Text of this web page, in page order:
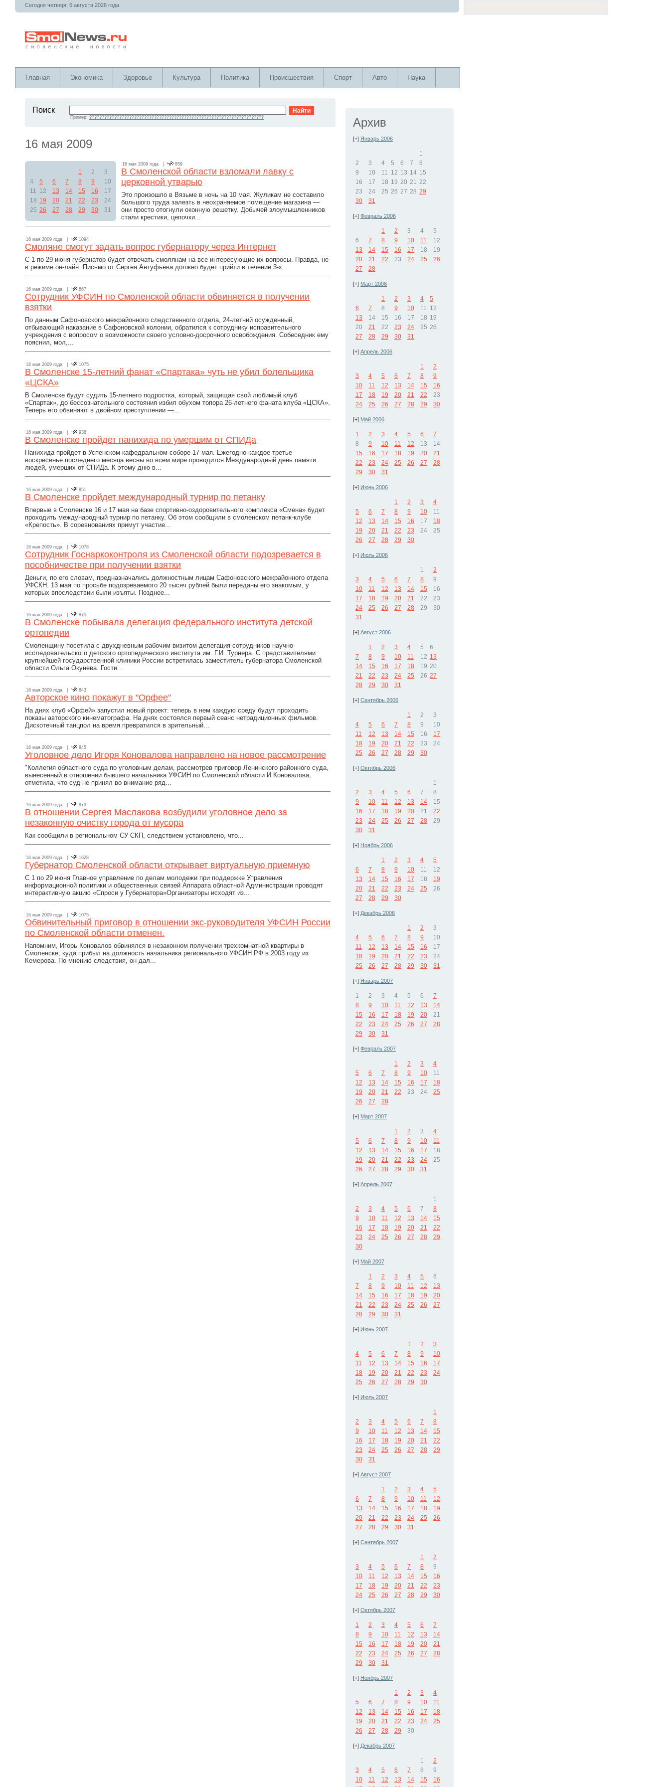
Сегодня четверг, 6 августа 2026 года.
Главная Экономика Здоровье Культура Политика Происшествия Спорт Авто Наука
Поиск
Пример: ??????????????????????????????????????????????????????????????????????
16 мая 2009
1 2
3
4
5 6 7 8 9
10
11 12 13 14 15 16
17
18 19 20 21 22 23
24
25 26 27 28 29 30 31
16 мая 2009 года | 859
В Смоленской области взломали лавку с
церковной утварью
Это произошло в Вязьме в ночь на 10 мая. Жуликам не составило
большого труда залезть в неохраняемое помещение магазина —
они просто отогнули оконную решетку. Добычей злоумышленников
стали крестики, цепочки...
16 мая 2009 года | 1094
Смоляне смогут задать вопрос губернатору через Интернет
С 1 по 29 июня губернатор будет отвечать смолянам на все интересующие их вопросы. Правда, не
в режиме он-лайн. Письмо от Сергея Антуфьева должно будет прийти в течение 3-х...
16 мая 2009 года | 867
Сотрудник УФСИН по Смоленской области обвиняется в получении
взятки
По данным Сафоновского межрайонного следственного отдела, 24-летний осужденный,
отбывающий наказание в Сафоновской колонии, обратился к сотруднику исправительного
учреждения с вопросом о возможности своего условно-досрочного освобождения. Собеседник ему
пояснил, мол,...
16 мая 2009 года | 1075
В Смоленске 15-летний фанат «Спартака» чуть не убил болельщика
«ЦСКА»
В Смоленске будут судить 15-летнего подростка, который, защищая свой любимый клуб
«Спартак», до бессознательного состояния избил обухом топора 26-летнего фаната клуба «ЦСКА».
Теперь его обвиняют в двойном преступлении —...
16 мая 2009 года | 938
В Смоленске пройдет панихида по умершим от СПИДа
Панихида пройдет в Успенском кафедральном соборе 17 мая. Ежегодно каждое третье
воскресенье последнего месяца весны во всем мире проводится Международный день памяти
людей, умерших от СПИДа. К этому дню в...
16 мая 2009 года | 851
В Смоленске пройдет международный турнир по петанку
Впервые в Смоленске 16 и 17 мая на базе спортивно-оздоровительного комплекса «Смена» будет
проходить международный турнир по петанку. Об этом сообщили в смоленском петанк-клубе
«Крепость». В соревнованиях примут участие...
16 мая 2009 года | 1078
Сотрудник Госнаркоконтроля из Смоленской области подозревается в
пособничестве при получении взятки
Деньги, по его словам, предназначались должностным лицам Сафоновского межрайонного отдела
УФСКН. 13 мая по просьбе подозреваемого 20 тысяч рублей были переданы его знакомым, у
которых впоследствии были изъяты. Позднее...
16 мая 2009 года | 875
В Смоленске побывала делегация федерального института детской
ортопедии
Смоленщину посетила с двухдневным рабочим визитом делегация сотрудников научно-
исследовательского детского ортопедического института им. Г.И. Турнера. С представителями
крупнейшей государственной клиники России встретилась заместитель губернатора Смоленской
области Ольга Окунева. Гости...
16 мая 2009 года | 843
Авторское кино покажут в "Орфее"
На днях клуб «Орфей» запустил новый проект: теперь в нем каждую среду будут проходить
показы авторского кинематографа. На днях состоялся первый сеанс нетрадиционных фильмов.
Дискотечный танцпол на время превратился в зрительный...
16 мая 2009 года | 845
Уголовное дело Игоря Коновалова направлено на новое рассмотрение
"Коллегия областного суда по уголовным делам, рассмотрев приговор Ленинского районного суда,
вынесенный в отношении бывшего начальника УФСИН по Смоленской области И.Коновалова,
отметила, что суд не принял во внимание ряд...
16 мая 2009 года | 973
В отношении Сергея Маслакова возбудили уголовное дело за
незаконную очистку города от мусора
Как сообщили в региональном СУ СКП, следствием установлено, что...
16 мая 2009 года | 1628
Губернатор Смоленской области открывает виртуальную приемную
С 1 по 29 июня Главное управление по делам молодежи при поддержке Управления
информационной политики и общественных связей Аппарата областной Администрации проводят
интерактивную акцию «Спроси у Губернатора»Организаторы исходят из...
16 мая 2009 года | 1075
Обвинительный приговор в отношении экс-руководителя УФСИН России
по Смоленской области отменен.
Напомним, Игорь Коновалов обвинялся в незаконном получении трехкомнатной квартиры в
Смоленске, куда прибыл на должность начальника регионального УФСИН РФ в 2003 году из
Кемерова. По мнению следствия, он дал...
Архив
[+] Январь 2006
1
2
3 4 5 6 7
8
9
10 11 12 13 14 15
16
17 18 19 20 21 22
23
24 25 26 27 28 29
30
31
[+] Февраль 2006
1 2 3 4
5
6
7 8 9 10 11
12
13
14 15 16 17 18
19
20
21 22 23 24 25
26
27
28
[+] Март 2006
1 2 3 4
5
6
7 8 9 10 11 12
13
14 15 16 17 18 19
20
21 22 23 24 25 26
27
28 29 30 31
[+] Апрель 2006
1
2
3
4 5 6 7 8
9
10
11 12 13 14 15
16
17
18 19 20 21 22
23
24
25 26 27 28 29 30
[+] Май 2006
1 2 3 4 5 6
7
8
9 10 11 12 13
14
15
16 17 18 19 20
21
22
23 24 25 26 27
28
29
30 31
[+] Июнь 2006
1 2 3
4
5
6 7 8 9 10
11
12
13 14 15 16 17
18
19
20 21 22 23 24
25
26
27 28 29 30
[+] Июль 2006
1
2
3
4 5 6 7 8
9
10
11 12 13 14 15
16
17
18 19 20 21 22
23
24
25 26 27 28 29
30
31
[+] Август 2006
1 2 3 4 5
6
7
8 9 10 11 12 13
14
15 16 17 18 19 20
21
22 23 24 25 26 27
28
29 30 31
[+] Сентябрь 2006
1 2
3
4
5 6 7 8 9
10
11
12 13 14 15 16
17
18
19 20 21 22 23
24
25
26 27 28 29 30
[+] Октябрь 2006
1
2
3 4 5 6 7
8
9
10 11 12 13 14
15
16
17 18 19 20 21
22
23
24 25 26 27 28
29
30
31
[+] Ноябрь 2006
1 2 3 4
5
6
7 8 9 10 11
12
13
14 15 16 17 18
19
20
21 22 23 24 25
26
27
28 29 30
[+] Декабрь 2006
1 2
3
4
5 6 7 8 9
10
11
12 13 14 15 16
17
18
19 20 21 22 23
24
25
26 27 28 29 30 31
[+] Январь 2007
1 2 3 4 5 6
7
8
9 10 11 12 13
14
15
16 17 18 19 20
21
22
23 24 25 26 27
28
29
30 31
[+] Февраль 2007
1 2 3
4
5
6 7 8 9 10
11
12
13 14 15 16 17
18
19
20 21 22 23 24
25
26
27 28
[+] Март 2007
1 2 3
4
5
6 7 8 9 10
11
12
13 14 15 16 17
18
19
20 21 22 23 24
25
26
27 28 29 30 31
[+] Апрель 2007
1
2
3 4 5 6 7
8
9
10 11 12 13 14
15
16
17 18 19 20 21
22
23
24 25 26 27 28
29
30
[+] Май 2007
1 2 3 4 5
6
7
8 9 10 11 12
13
14
15 16 17 18 19
20
21
22 23 24 25 26
27
28
29 30 31
[+] Июнь 2007
1 2
3
4
5 6 7 8 9
10
11
12 13 14 15 16
17
18
19 20 21 22 23
24
25
26 27 28 29 30
[+] Июль 2007
1
2
3 4 5 6 7
8
9
10 11 12 13 14
15
16
17 18 19 20 21
22
23
24 25 26 27 28
29
30
31
[+] Август 2007
1 2 3 4
5
6
7 8 9 10 11
12
13
14 15 16 17 18
19
20
21 22 23 24 25
26
27
28 29 30 31
[+] Сентябрь 2007
1
2
3
4 5 6 7 8
9
10
11 12 13 14 15
16
17
18 19 20 21 22
23
24
25 26 27 28 29 30
[+] Октябрь 2007
1 2 3 4 5 6
7
8
9 10 11 12 13
14
15
16 17 18 19 20
21
22
23 24 25 26 27
28
29
30 31
[+] Ноябрь 2007
1 2 3
4
5
6 7 8 9 10
11
12
13 14 15 16 17
18
19
20 21 22 23 24
25
26
27 28 29 30
[+] Декабрь 2007
1
2
3
4 5 6 7 8
9
10
11 12 13 14 15
16